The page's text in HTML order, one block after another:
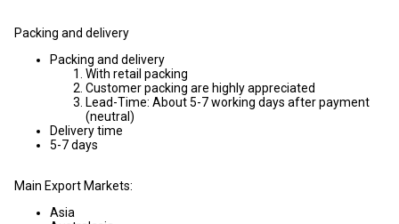
Packing and delivery
Packing and delivery
With retail packing
Customer packing are highly appreciated
Lead-Time: About 5-7 working days after payment
(neutral)
Delivery time
5-7 days
Main Export Markets:
Asia